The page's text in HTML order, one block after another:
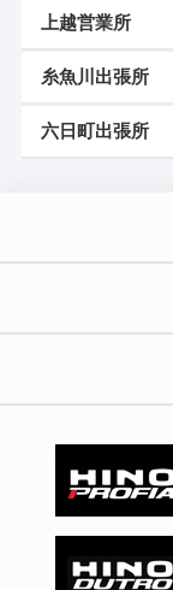
上越営業所
糸魚川出張所
六日町出張所